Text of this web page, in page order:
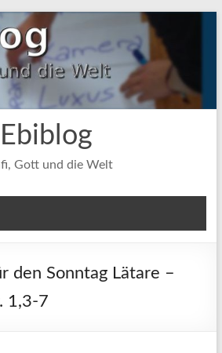
Ebiblog
Gott und die Welt
den Sonntag Lätare –
1,3-7